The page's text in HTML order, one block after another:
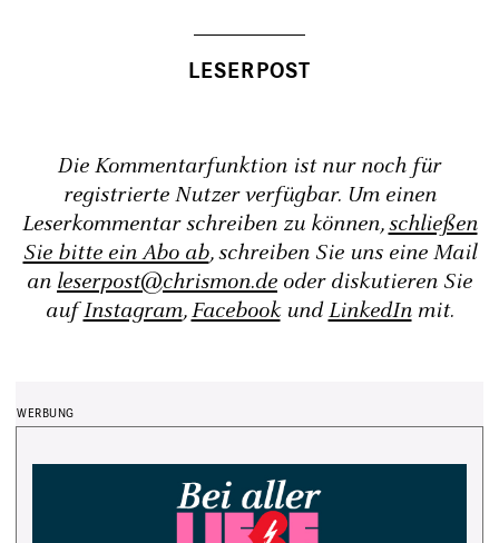
Die Kommentarfunktion ist nur noch für
registrierte Nutzer verfügbar. Um einen
Leserkommentar schreiben zu können,schließen
Sie bitte ein Abo ab, schreiben Sie uns eine Mail
an leserpost@chrismon.de oder diskutieren Sie
aufInstagram,FacebookundLinkedInmit.